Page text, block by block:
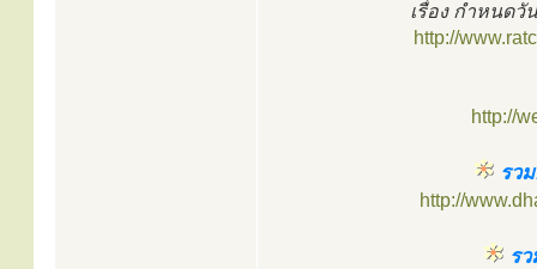
เรื่อง กำหนด
http://
http://
รว
http://
ร